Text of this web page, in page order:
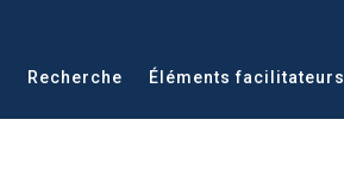
Recherche Éléments facilitateurs